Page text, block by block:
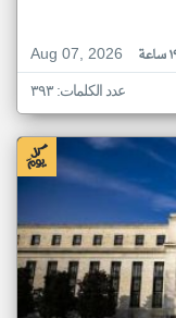
Aug 07, 2026
عدد الكلمات: ٣٩٣